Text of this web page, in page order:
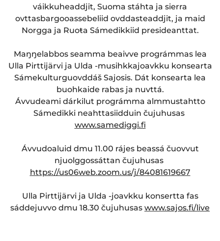
váikkuheaddjit, Suoma stáhta ja sierra
ovttasbargooassebeliid ovddasteaddjit, ja maid
Norgga ja Ruoŧa Sámedikkiid presideanttat.
Maŋŋelabbos seamma beaivve prográmmas lea
Ulla Pirttijärvi ja Ulda -musihkkajoavkku konsearta
Sámekulturguovddáš Sajosis. Dát konsearta lea
buohkaide rabas ja nuvttá.
Ávvudeami dárkilut prográmma almmustahtto
Sámedikki neahttasiidduin čujuhusas
www.samediggi.fi
Ávvudoaluid dmu 11.00 rájes beassá čuovvut
njuolggossáttan čujuhusas
https://us06web.zoom.us/j/84081619667
Ulla Pirttijärvi ja Ulda -joavkku konsertta fas
sáddejuvvo dmu 18.30 čujuhusas www.sajos.fi/live